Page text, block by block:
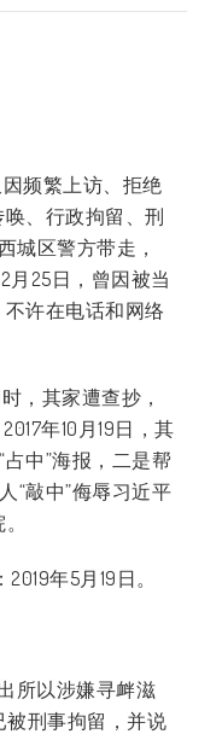
频繁上访、拒绝
、行政拘留、刑
城区警方带走，
月25日，曾因被当
许在电话和网络
，其家遭查抄，
年10月19日，其
中”海报，二是帮
“敲中”侮辱习近平
年5月19日。
所以涉嫌寻衅滋
刑事拘留，并说